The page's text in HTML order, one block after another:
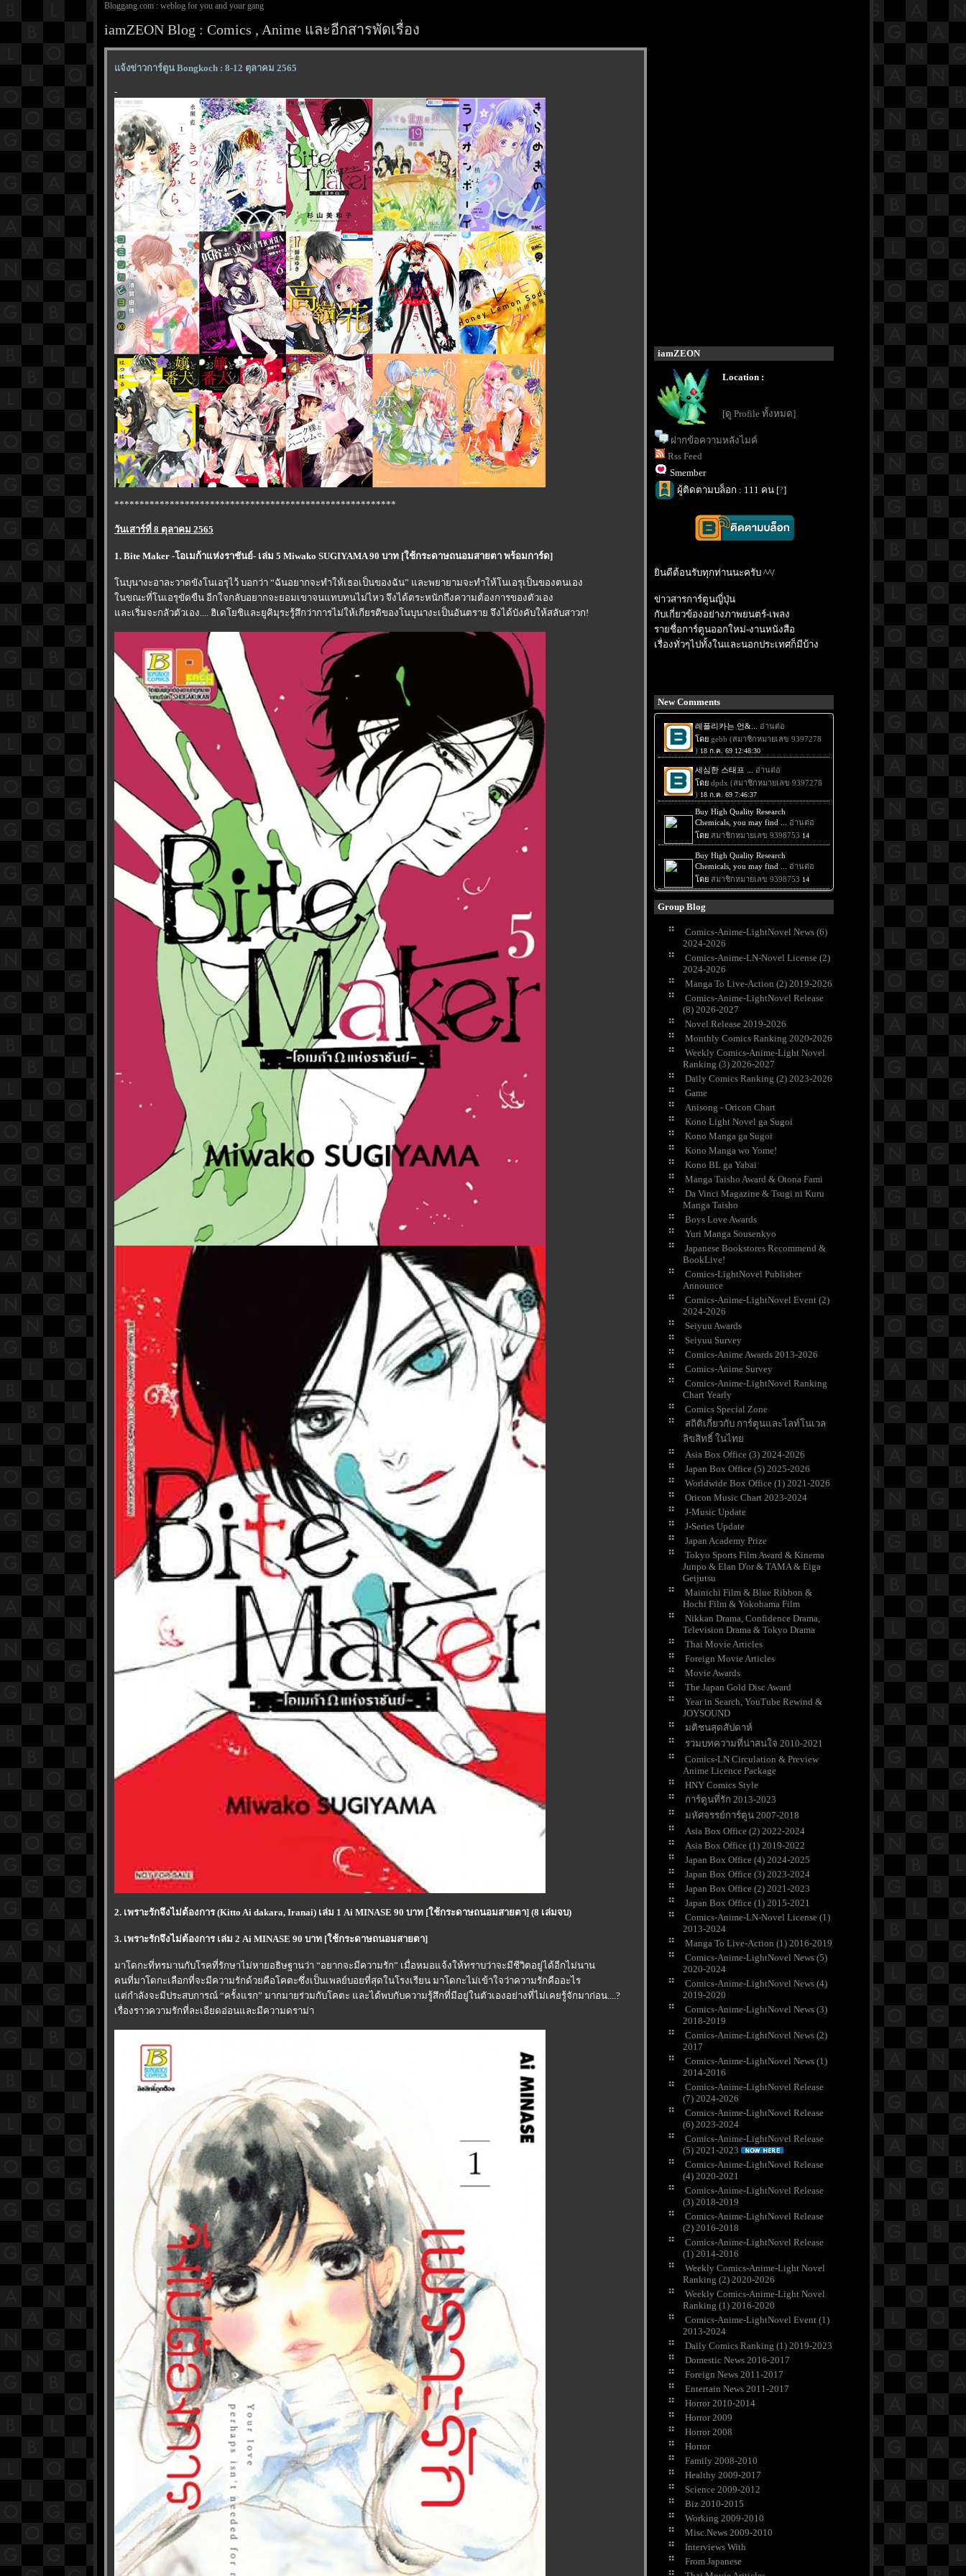
Bloggang.com : weblog for you and your gang
iamZEON Blog : Comics , Anime และอีกสารพัดเรื่อง
จ้งข่าวการ์ตูน Bongkoch : 8-12 ตุลาคม 2565
-
********************************************************
วันเสาร์ที่ 8 ตุลาคม 2565
1. Bite Maker -โอเมก้าแห่งราชันย์- เล่ม 5 Miwako SUGIYAMA 90 บาท [ใช้กระดาษถนอมสายตา พร้อมการ์ด]
นบุนางะอาละวาดขังโนเอรุไว้ บอกว่า “ฉันอยากจะทำให้เธอเป็นของฉัน” และพยายามจะทำให้โนเอรุเป็นของตนเอง
นขณะที่โนเอรุขัดขืน อีกใจกลับอยากจะยอมเขาจนแทบทนไม่ไหว จึงได้ตระหนักถึงความต้องการของตัวเอง
ละเริ่มจะกลัวตัวเอง.... ฮิเดโยชิและยูคิมุระรู้สึกว่าการไม่ให้เกียรติของโนบุนางะเป็นอันตราย จึงได้บังคับให้สลับสาวก!
2. เพราะรักจึงไม่ต้องการ (Kitto Ai dakara, Iranai) เล่ม 1 Ai MINASE 90 บาท [ใช้กระดาษถนอมสายตา] (8 เล่มจบ)
3. เพราะรักจึงไม่ต้องการ เล่ม 2 Ai MINASE 90 บาท [ใช้กระดาษถนอมสายตา]
มาโดกะที่ทรมานกับโรคที่รักษาไม่หายอธิษฐานว่า “อยากจะมีความรัก” เมื่อหมอแจ้งให้ทราบว่าจะมีชีวิตอยู่ได้อีกไม่นาน
คนที่มาโดกะเลือกที่จะมีความรักด้วยคือโคตะซึ่งเป็นเพลย์บอยที่สุดในโรงเรียน มาโดกะไม่เข้าใจว่าความรักคืออะไร
ต่กำลังจะมีประสบการณ์ “ครั้งแรก” มากมายร่วมกับโคตะ และได้พบกับความรู้สึกที่มีอยู่ในตัวเองอย่างที่ไม่เคยรู้จักมาก่อน....?
เรื่องราวความรักที่ละเอียดอ่อนและมีความดราม่า
iamZEON
Location :
[ดู Profile ทั้งหมด]
ฝากข้อความหลังไมค์
Rss Feed
Smember
ผู้ติดตามบล็อก : 111 คน [?]
ินดีต้อนรับทุกท่านนะครับ ^^/
ข่าวสารการ์ตูนญี่ปุ่น
กับเกี่ยวข้องอย่างภาพยนตร์-เพลง
รายชื่อการ์ตูนออกใหม่-งานหนังสือ
เรื่องทั่วๆไปทั้งในและนอกประเทศก็มีบ้าง
New Comments
Group Blog
Comics-Anime-LightNovel News (6)
2024-2026
Comics-Anime-LN-Novel License (2)
2024-2026
Manga To Live-Action (2) 2019-2026
Comics-Anime-LightNovel Release
(8) 2026-2027
Novel Release 2019-2026
Monthly Comics Ranking 2020-2026
Weekly Comics-Anime-Light Novel
Ranking (3) 2026-2027
Daily Comics Ranking (2) 2023-2026
Game
Anisong - Oricon Chart
Kono Light Novel ga Sugoi
Kono Manga ga Sugoi
Kono Manga wo Yome!
Kono BL ga Yabai
Manga Taisho Award & Otona Fami
Da Vinci Magazine & Tsugi ni Kuru
Manga Taisho
Boys Love Awards
Yuri Manga Sousenkyo
Japanese Bookstores Recommend &
BookLive!
Comics-LightNovel Publisher
Announce
Comics-Anime-LightNovel Event (2)
2024-2026
Seiyuu Awards
Seiyuu Survey
Comics-Anime Awards 2013-2026
Comics-Anime Survey
Comics-Anime-LightNovel Ranking
Chart Yearly
Comics Special Zone
สถิติเกี่ยวกับ การ์ตูนและไลท์โนเวล
ลิขสิทธิ์ ในไท
Asia Box Office (3) 2024-2026
Japan Box Office (5) 2025-2026
Worldwide Box Office (1) 2021-2026
Oricon Music Chart 2023-2024
J-Music Update
J-Series Update
Japan Academy Prize
Tokyo Sports Film Award & Kinema
Junpo & Elan D'or & TAMA & Eiga
Geijutsu
Mainichi Film & Blue Ribbon &
Hochi Film & Yokohama Film
Nikkan Drama, Confidence Drama,
Television Drama & Tokyo Drama
Thai Movie Articles
Foreign Movie Articles
Movie Awards
The Japan Gold Disc Award
Year in Search, YouTube Rewind &
JOYSOUND
มติชนสุดสัปดาห์
รวมบทความที่น่าสนใจ 2010-2021
Comics-LN Circulation & Preview
Anime Licence Package
HNY Comics Style
การ์ตูนที่รัก 2013-2023
มหัศจรรย์การ์ตูน 2007-2018
Asia Box Office (2) 2022-2024
Asia Box Office (1) 2019-2022
Japan Box Office (4) 2024-2025
Japan Box Office (3) 2023-2024
Japan Box Office (2) 2021-2023
Japan Box Office (1) 2015-2021
Comics-Anime-LN-Novel License (1)
2013-2024
Manga To Live-Action (1) 2016-2019
Comics-Anime-LightNovel News (5)
2020-2024
Comics-Anime-LightNovel News (4)
2019-2020
Comics-Anime-LightNovel News (3)
2018-2019
Comics-Anime-LightNovel News (2)
2017
Comics-Anime-LightNovel News (1)
2014-2016
Comics-Anime-LightNovel Release
(7) 2024-2026
Comics-Anime-LightNovel Release
(6) 2023-2024
Comics-Anime-LightNovel Release
(5) 2021-2023
Comics-Anime-LightNovel Release
(4) 2020-2021
Comics-Anime-LightNovel Release
(3) 2018-2019
Comics-Anime-LightNovel Release
(2) 2016-2018
Comics-Anime-LightNovel Release
(1) 2014-2016
Weekly Comics-Anime-Light Novel
Ranking (2) 2020-2026
Weekly Comics-Anime-Light Novel
Ranking (1) 2016-2020
Comics-Anime-LightNovel Event (1)
2013-2024
Daily Comics Ranking (1) 2019-2023
Domestic News 2016-2017
Foreign News 2011-2017
Entertain News 2011-2017
Horror 2010-2014
Horror 2009
Horror 2008
Horror
Family 2008-2010
Healthy 2009-2017
Science 2009-2012
Biz 2010-2015
Working 2009-2010
Misc.News 2009-2010
Interviews With
From Japanese